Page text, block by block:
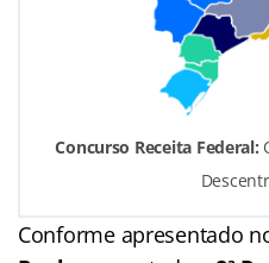
Concurso Receita Federal:
Conforme apresentado